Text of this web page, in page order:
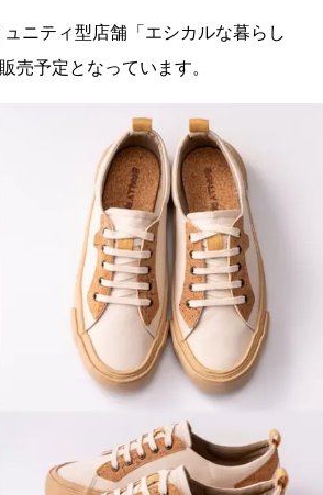
ニティ型店舗「エシカルな暮らし
売予定となっています。